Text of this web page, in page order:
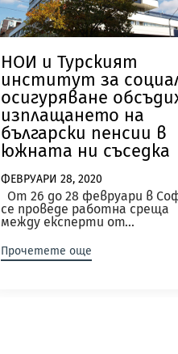
НОИ и Турският
институт за
осигуряване
изплащането на
български пенсии в
южната ни съседка
ФЕВРУАРИ 28, 2020
От 26 до 28 февруари в
се проведе работна среща
между експерти от...
Прочетете още